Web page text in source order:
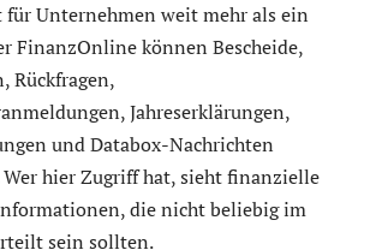
Unternehmen weit mehr als ein
FinanzOnline können Bescheide,
Rückfragen,
Jahreserklärungen,
und Databox-Nachrichten
hier Zugriff hat, sieht finanzielle
die nicht beliebig im
sein sollten.